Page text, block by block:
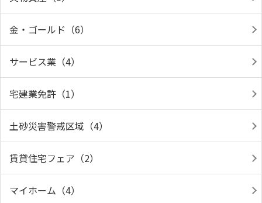
金・ゴールド（6）
サービス業（4）
宅建業免許（1）
土砂災害警戒区域（4）
賃貸住宅フェア（2）
マイホーム（4）